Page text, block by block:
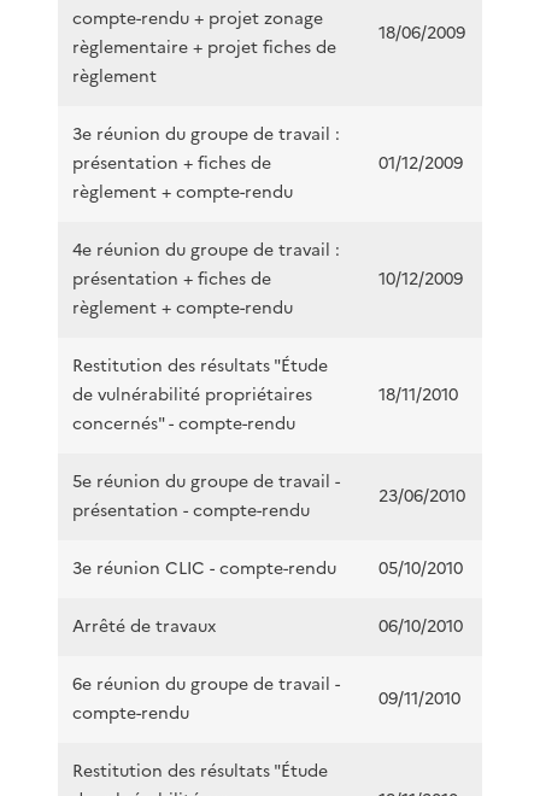
compte-rendu + projet zonage
règlementaire + projet fiches de
règlement
18/06/2009
3e réunion du groupe de travail :
présentation + fiches de
règlement + compte-rendu
01/12/2009
4e réunion du groupe de travail :
présentation + fiches de
règlement + compte-rendu
10/12/2009
Restitution des résultats "Étude
de vulnérabilité propriétaires
concernés" - compte-rendu
18/11/2010
5e réunion du groupe de travail -
présentation - compte-rendu
23/06/2010
3e réunion CLIC - compte-rendu 05/10/2010
Arrêté de travaux 06/10/2010
6e réunion du groupe de travail -
compte-rendu
09/11/2010
Restitution des résultats "Étude